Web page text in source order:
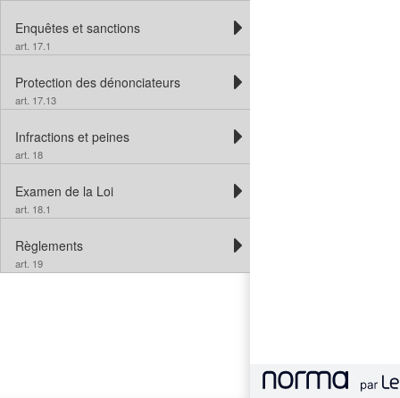
Enquêtes et sanctions
art. 17.1
Protection des dénonciateurs
art. 17.13
Infractions et peines
art. 18
Examen de la Loi
art. 18.1
Règlements
art. 19